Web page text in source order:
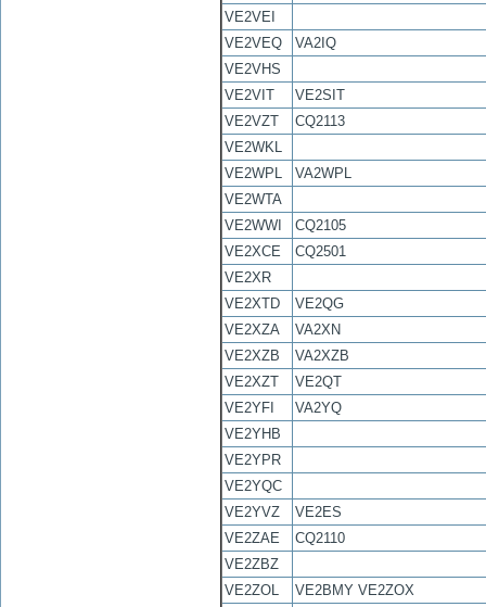
VE2VEI
VE2VEQ
VA2IQ
VE2VHS
VE2VIT
VE2SIT
VE2VZT
CQ2113
VE2WKL
VE2WPL
VA2WPL
VE2WTA
VE2WWI
CQ2105
VE2XCE
CQ2501
VE2XR
VE2XTD
VE2QG
VE2XZA
VA2XN
VE2XZB
VA2XZB
VE2XZT
VE2QT
VE2YFI
VA2YQ
VE2YHB
VE2YPR
VE2YQC
VE2YVZ
VE2ES
VE2ZAE
CQ2110
VE2ZBZ
VE2ZOL
VE2BMY VE2ZOX